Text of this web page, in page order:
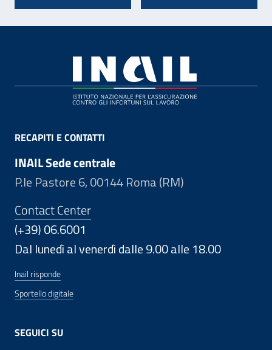
RECAPITI E CONTATTI
INAIL Sede centrale
P.le Pastore 6, 00144 Roma (RM)
Contact Center
(+39) 06.6001
Dal lunedì al venerdì dalle 9.00 alle 18.00
Inail risponde
Sportello digitale
SEGUICI SU